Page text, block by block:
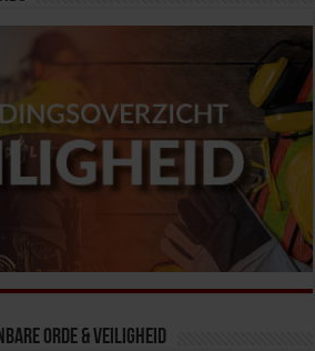
Orde & Veiligheid